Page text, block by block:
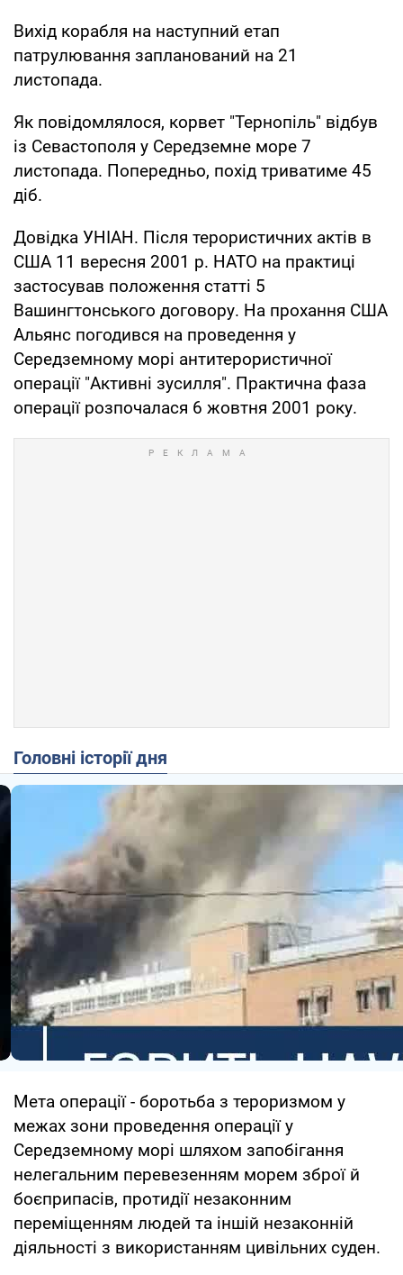
Вихід корабля на наступний етап
патрулювання запланований на 21
листопада.
Як повідомлялося, корвет "Тернопіль" відбув
із Севастополя у Середземне море 7
листопада. Попередньо, похід триватиме 45
діб.
Довідка УНІАН. Після терористичних актів в
США 11 вересня 2001 р. НАТО на практиці
застосував положення статті 5
Вашингтонського договору. На прохання США
Альянс погодився на проведення у
Середземному морі антитерористичної
операції "Активні зусилля". Практична фаза
операції розпочалася 6 жовтня 2001 року.
Головні історії дня
Мета операції - боротьба з тероризмом у
межах зони проведення операції у
Середземному морі шляхом запобігання
нелегальним перевезенням морем зброї й
боєприпасів, протидії незаконним
переміщенням людей та іншій незаконній
діяльності з використанням цивільних суден.